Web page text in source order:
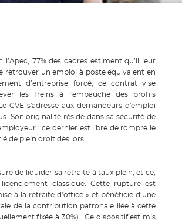
l’Apec, 77% des cadres estiment qu’il leur
retrouver un emploi à poste équivalent en
d’entreprise forcé, ce contrat vise
les freins à l'embauche des profils
CVE s'adresse aux demandeurs d'emploi
Son originalité réside dans sa sécurité de
: ce dernier est libre de rompre le
de plein droit dès lors
de liquider sa retraite à taux plein, et ce,
classique. Cette rupture est
à la retraite d’office » et bénéficie d’une
de la contribution patronale liée à cette
fixée à 30%). Ce dispositif est mis